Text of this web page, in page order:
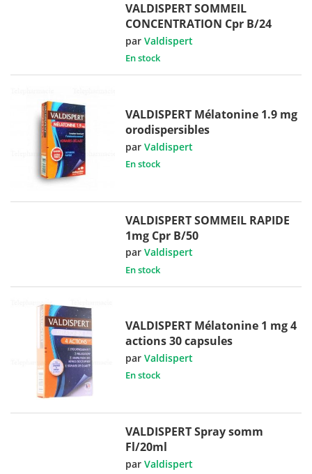
VALDISPERT SOMMEIL
CONCENTRATION Cpr B/24
parValdispert
En stock
VALDISPERT Mélatonine 1.9 mg
orodispersibles
parValdispert
En stock
VALDISPERT SOMMEIL RAPIDE
1mg Cpr B/50
parValdispert
En stock
VALDISPERT Mélatonine 1 mg 4
actions 30 capsules
parValdispert
En stock
VALDISPERT Spray somm
Fl/20ml
parValdispert